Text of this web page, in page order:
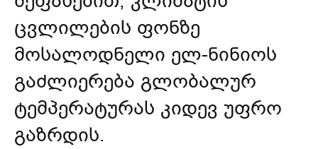
ცვლილების ფონზე
მოსალოდნელი ელ-ნინიოს
გაძლიერება გლობალურ
ტემპერატურას კიდევ უფრო
გაზრდის.